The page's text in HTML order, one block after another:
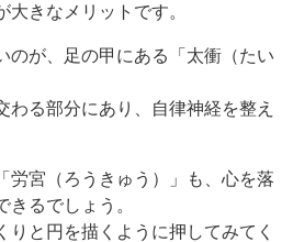
大きなメリットです。
のが、足の甲にある「太衝（たい
わる部分にあり、自律神経を整え
労宮（ろうきゅう）」も、心を落
きるでしょう。
りと円を描くように押してみてく